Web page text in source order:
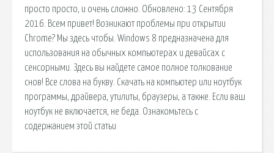
просто просто, и очень сложно. Обновлено: 13 Сентября
2016. Всем привет! Возникают проблемы при открытии
Chrome? Мы здесь чтобы. Windows 8 предназначена для
использования на обычных компьютерах и девайсах с
сенсорными. Здесь вы найдете самое полное толкование
снов! Все слова на букву. Скачать на компьютер или ноутбук
программы, драйвера, утилиты, браузеры, а также. Если ваш
ноутбук не включается, не беда. Ознакомьтесь с
содержанием этой статьи